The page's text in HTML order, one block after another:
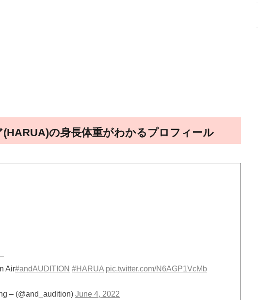
の身長体重がわかるプロフィール
Air#andAUDITION #HARUA pic.twitter.com/N6AGP1VcMb
– (@and_audition)June 4, 2022